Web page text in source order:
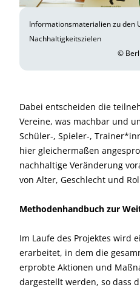
Informationsmaterialien zu den
Nachhaltigkeitszielen
©
Dabei entscheiden die
Vereine, was machbar und
Schüler‑, Spieler‑,
hier gleichermaßen
nachhaltige Veränderung
von Alter, Geschlecht und
Methodenhandbuch zur
Im Laufe des Projektes wird
erarbeitet, in dem die
erprobte Aktionen und
dargestellt werden, so dass